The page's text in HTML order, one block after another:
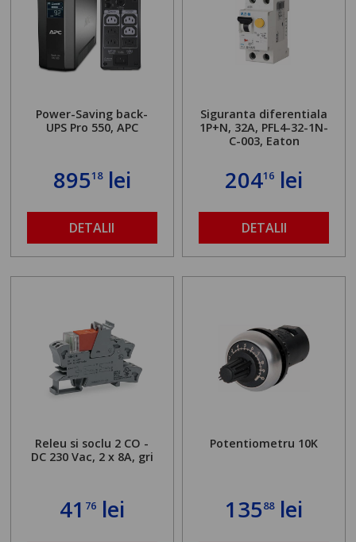
Power-Saving back-
UPS Pro 550, APC
89518lei
DETALII
Siguranta diferentiala
1P+N, 32A, PFL4-32-1N-
C-003, Eaton
20416 lei
DETALII
Releu si soclu 2 CO -
DC 230 Vac, 2 x 8A, gri
41 76lei
Potentiometru 10K
13588lei